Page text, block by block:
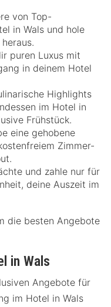
von Top-
in Wals und hole
puren Luxus mit
in deinem Hotel
Highlights
im Hotel in
Frühstück.
eine gehobene
Zimmer-
und zahle nur für
deine Auszeit im
die besten Angebote
in Wals
Angebote für
im Hotel in Wals